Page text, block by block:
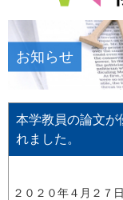
お知らせ
本学教員の論文が
れました。
２０２０年４月２７